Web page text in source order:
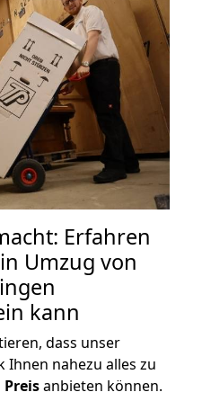
Erfahren
Umzug von
kann
dass unser
Ihnen nahezu alles zu
Preisanbieten können.